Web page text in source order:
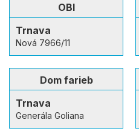
OBI
Trnava
Nová 7966/11
Dom farieb
Trnava
Generála Goliana